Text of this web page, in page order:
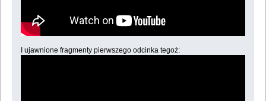
I ujawnione fragmenty pierwszego odcinka tegoż: